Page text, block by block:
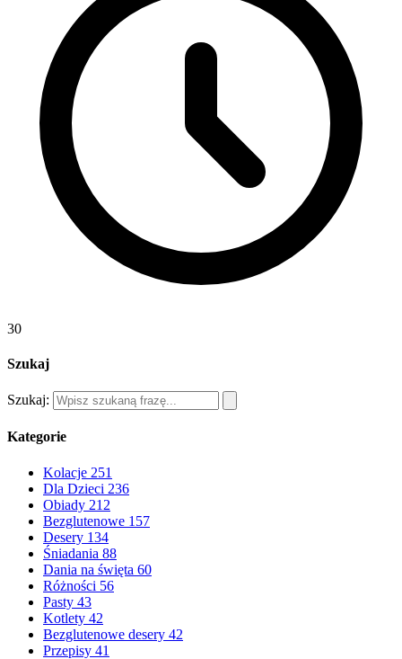
30
Szukaj
Szukaj:
Kategorie
Kolacje 251
Dla Dzieci 236
Obiady 212
Bezglutenowe 157
Desery 134
Śniadania 88
Dania na święta 60
Różności 56
Pasty 43
Kotlety 42
Bezglutenowe desery 42
Przepisy 41